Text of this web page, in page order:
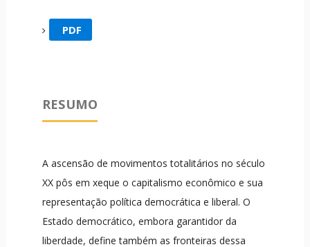
PDF
RESUMO
A ascensão de movimentos totalitários no século
XX pôs em xeque o capitalismo econômico e sua
representação política democrática e liberal. O
Estado democrático, embora garantidor da
liberdade, define também as fronteiras dessa